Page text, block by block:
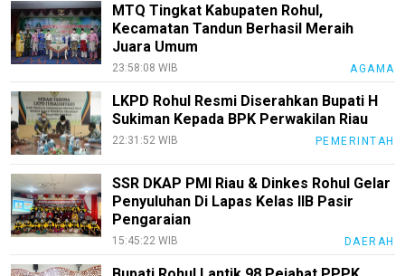
MTQ Tingkat Kabupaten Rohul,
Kecamatan Tandun Berhasil Meraih
Juara Umum
23:58:08 WIB AGAMA
LKPD Rohul Resmi Diserahkan Bupati H
Sukiman Kepada BPK Perwakilan Riau
22:31:52 WIB PEMERINTAH
SSR DKAP PMI Riau & Dinkes Rohul Gelar
Penyuluhan Di Lapas Kelas IIB Pasir
Pengaraian
15:45:22 WIB DAERAH
Sehat
PotensiRohil
LabuhanBatu
Info
Rohul
Nusapos
Karir